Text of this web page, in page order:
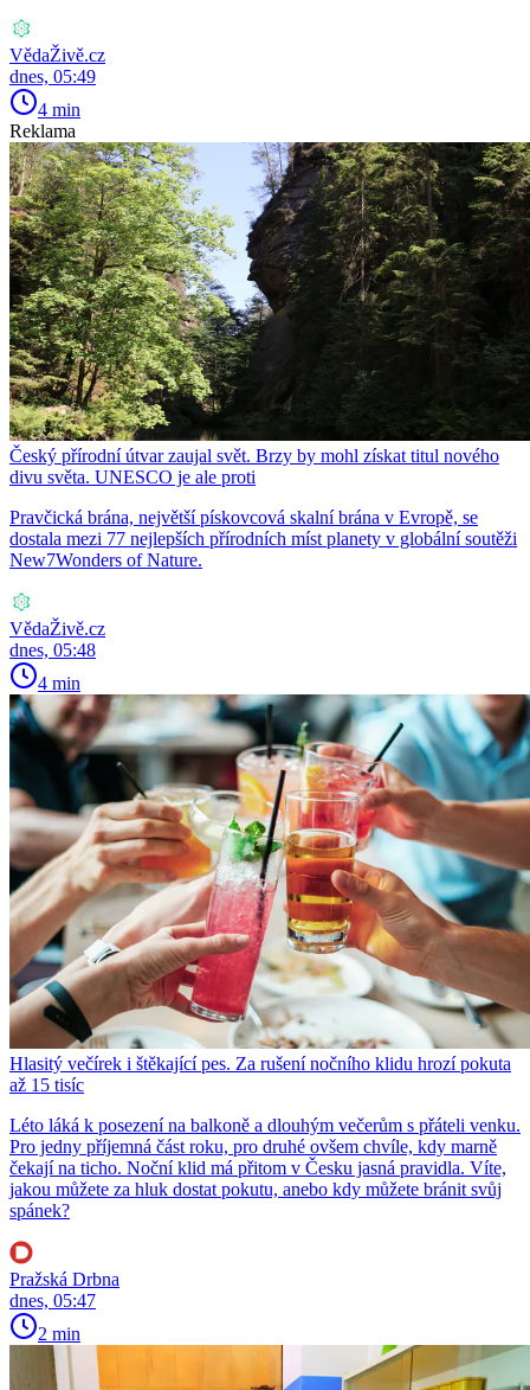
VědaŽivě.cz
dnes, 05:49
4 min
Reklama
Český přírodní útvar zaujal svět. Brzy by mohl získat titul nového
divu světa. UNESCO je ale proti
Pravčická brána, největší pískovcová skalní brána v Evropě, se
dostala mezi 77 nejlepších přírodních míst planety v globální soutěži
New7Wonders of Nature.
VědaŽivě.cz
dnes, 05:48
4 min
Hlasitý večírek i štěkající pes. Za rušení nočního klidu hrozí pokuta
až 15 tisíc
Léto láká k posezení na balkoně a dlouhým večerům s přáteli venku.
Pro jedny příjemná část roku, pro druhé ovšem chvíle, kdy marně
čekají na ticho. Noční klid má přitom v Česku jasná pravidla. Víte,
jakou můžete za hluk dostat pokutu, anebo kdy můžete bránit svůj
spánek?
Pražská Drbna
dnes, 05:47
2 min